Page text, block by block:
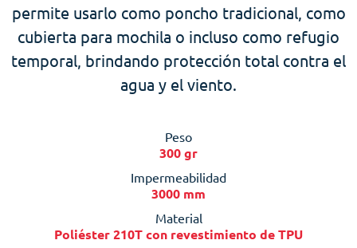
permite usarlo como poncho tradicional, como
cubierta para mochila o incluso como refugio
temporal, brindando protección total contra el
agua y el viento.
Peso
300 gr
Impermeabilidad
3000 mm
Material
Poliéster 210T con revestimiento de TPU